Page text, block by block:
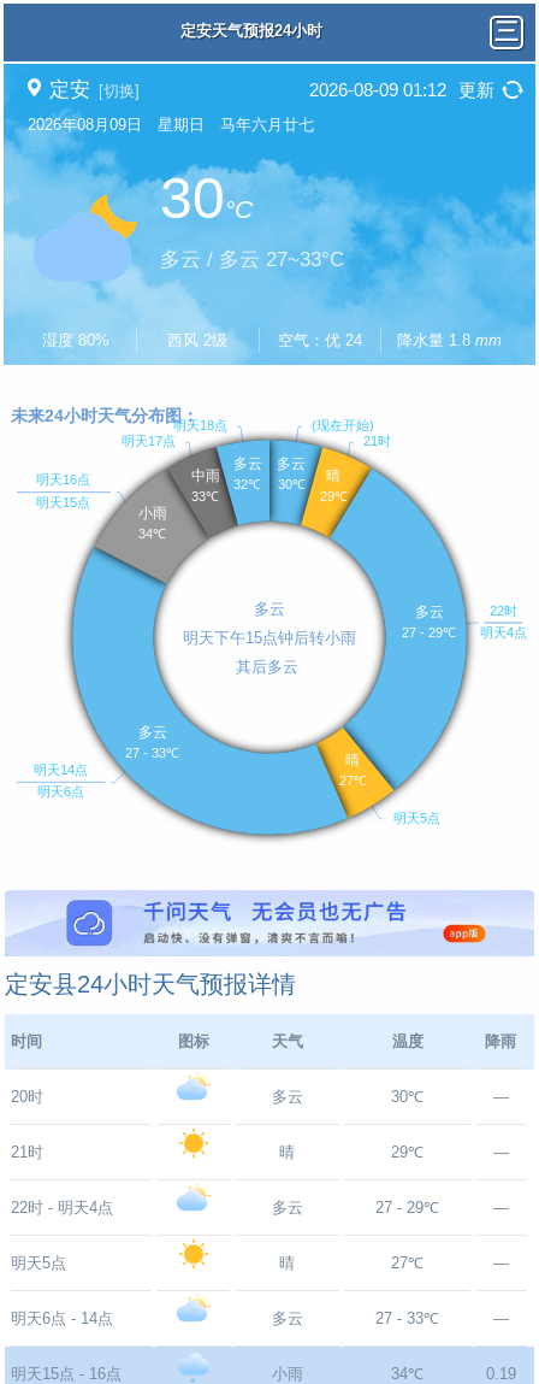
定安天气预报24小时
定安 [切换] 2026-08-09 01:12 更新
2026年08月09日 星期日 马年六月廿七
30°C
多云 / 多云 27~33°C
湿度 80% 西风 2级 空气：优 24 降水量 1.8mm
定安县24小时天气预报详情
时间 图标 天气 温度 降雨
20时 多云 30℃ —
21时 晴 29℃ —
22时 - 明天4点 多云 27 - 29℃ —
明天5点 晴 27℃ —
明天6点 - 14点 多云 27 - 33℃ —
明天15点 - 16点 小雨 34℃ 0.19